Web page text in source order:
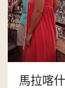
馬拉喀